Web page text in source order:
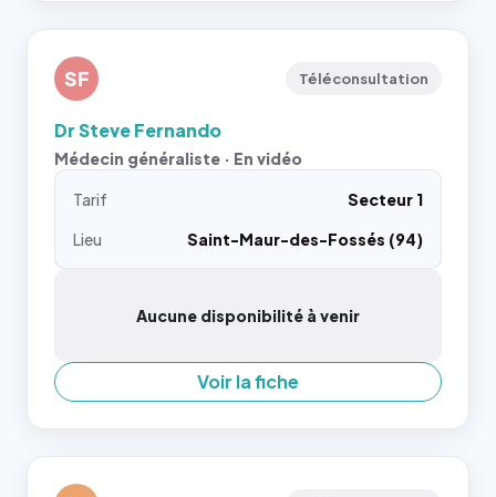
SF Téléconsultation
Dr Steve Fernando
Médecin généraliste · En vidéo
Tarif
Secteur 1
Lieu
Saint-Maur-des-Fossés (94)
Aucune disponibilité à venir
Voir la fiche